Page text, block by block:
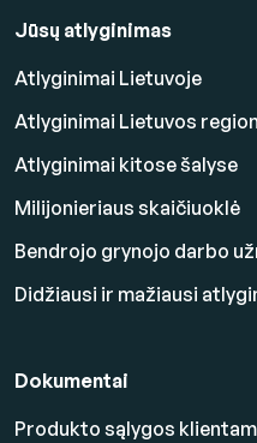
Jūsų atlyginimas
Atlyginimai Lietuvoje
Atlyginimai Lietuvos
Atlyginimai kitose šalyse
Milijonieriaus skaičiuoklė
Bendrojo grynojo darbo
Didžiausi ir mažiausi
Dokumentai
Produkto sąlygos